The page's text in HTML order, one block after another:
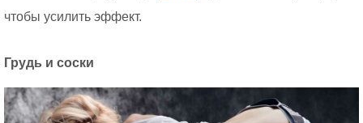
чтобы усилить эффект.
Грудь и соски